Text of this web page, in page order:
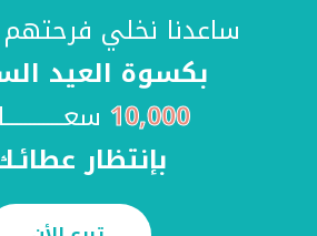
ساعدنا نخلي
بكسوة العيد
10,000
بإنتظار